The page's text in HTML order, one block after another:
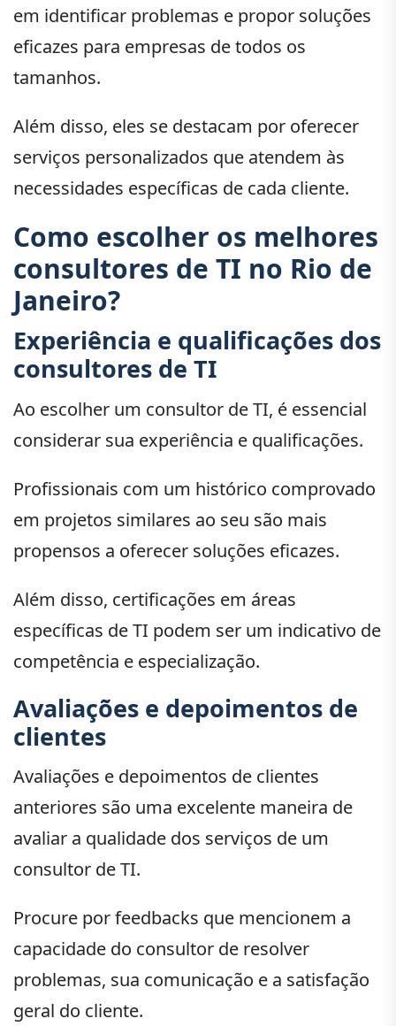
em identificar problemas e propor soluções
eficazes para empresas de todos os
tamanhos.
Além disso, eles se destacam por oferecer
serviços personalizados que atendem às
necessidades específicas de cada cliente.
Como escolher os melhores
consultores de TI no Rio de
Janeiro?
Experiência e qualificações dos
consultores de TI
Ao escolher um consultor de TI, é essencial
considerar sua experiência e qualificações.
Profissionais com um histórico comprovado
em projetos similares ao seu são mais
propensos a oferecer soluções eficazes.
Além disso, certificações em áreas
específicas de TI podem ser um indicativo de
competência e especialização.
Avaliações e depoimentos de
clientes
Avaliações e depoimentos de clientes
anteriores são uma excelente maneira de
avaliar a qualidade dos serviços de um
consultor de TI.
Procure por feedbacks que mencionem a
capacidade do consultor de resolver
problemas, sua comunicação e a satisfação
geral do cliente.